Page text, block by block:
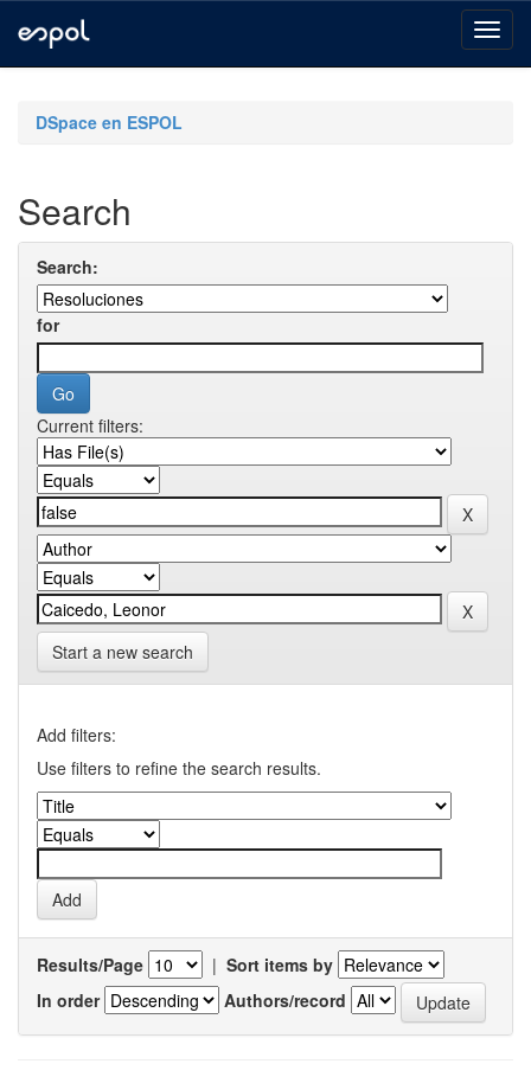
navigationDSpace en ESPOL
Search
Search:
for
Current filters:
Start a new search
Add filters:
Use filters to refine the search results.
Results/Page | Sort items by
In order
Authors/record